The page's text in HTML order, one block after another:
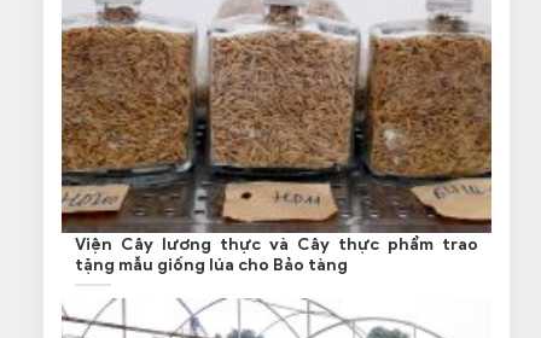
Viện Cây lương thực và Cây thực phẩm trao
tặng mẫu giống lúa cho Bảo tàng